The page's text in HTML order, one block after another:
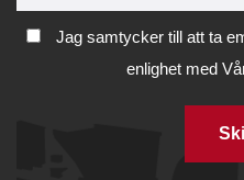
Jag samtycker till att ta
enlighet med